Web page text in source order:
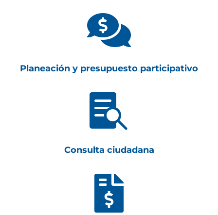

Planeación y presupuesto participativo

Consulta ciudadana
